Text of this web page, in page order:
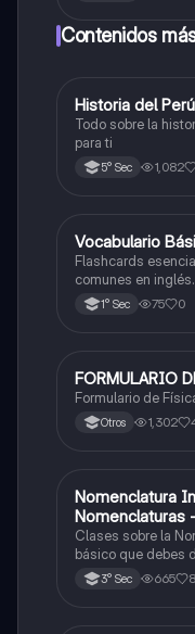
Contenidos
Ciencias Sociales
Historia del Perú
Todo sobre la
para ti
5° Sec 1,082
VInglés
Vocabulario
Flashcards
comunes en inglés.
1° Sec 75 0
Física
FORMULARIO
Formulario de
Otros 1,302
Química
Nomenclatura
Nomenclaturas
Hidróxido o
Clases sobre la
básico que debes
2025)3° Sec 665 8